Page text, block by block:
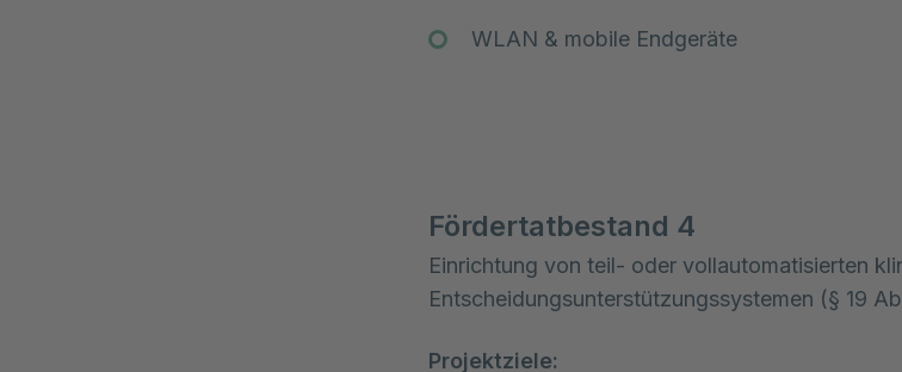
WLAN & mobile Endgeräte
Fördertatbestand 4
Einrichtung von teil- oder vollautomatisierten
Entscheidungsunterstützungssystemen (§ 19
Projektziele: